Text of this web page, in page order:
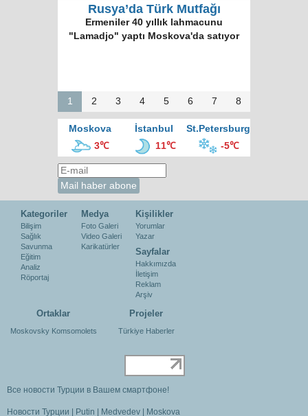
Rusya’da Türk Mutfağı
Ermeniler 40 yıllık lahmacunu
"Lamadjo" yaptı Moskova'da satıyor
1 2 3 4 5 6 7 8
Moskova İstanbul
St.Petersburg
3℃
11℃ -5℃
Kategoriler
Bilişim
Sağlık
Savunma
Eğitim
Analiz
Röportaj
Medya
Foto Galeri
Video Galeri
Karikatürler
Kişilikler
Yorumlar
Yazar
Sayfalar
Hakkımızda
İletişim
Reklam
Arşiv
Ortaklar
Moskovsky Komsomolets
Projeler
Türkiye Haberler
Все новости Турции в Вашем смартфоне!
Новости Турции Putin Medvedev Moskova